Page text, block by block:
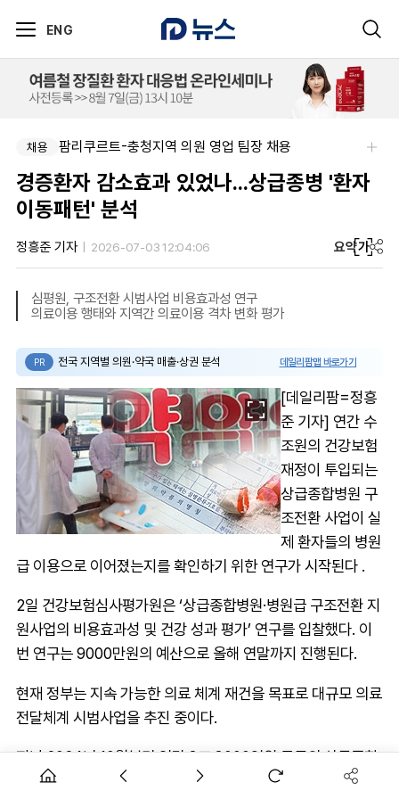
ENG
채용 팜리쿠르트-충청지역 의원 영업 팀장 채용
경증환자 감소효과 있었나...상급종병 '환자
이동패턴' 분석
정흥준 기자 2026-07-03 12:04:06 요약가
심평원, 구조전환 시범사업 비용효과성 연구
의료이용 행태와 지역간 의료이용 격차 변화 평가
PR 전국 지역별 의원·약국 매출·상권 분석 데일리팜맵 바로가기
[데일리팜=정흥
준 기자] 연간 수
조원의 건강보험
재정이 투입되는
상급종합병원 구
조전환 사업이 실
제 환자들의 병원
급 이용으로 이어졌는지를 확인하기 위한 연구가 시작된다 .
2일 건강보험심사평가원은 ‘상급종합병원·병원급 구조전환 지
원사업의 비용효과성 및 건강 성과 평가’ 연구를 입찰했다. 이
번 연구는 9000만원의 예산으로 올해 연말까지 진행된다.
현재 정부는 지속 가능한 의료 체계 재건을 목표로 대규모 의료
전달체계 시범사업을 추진 중이다.
지난 2024년 10월부터 연간 3조 3000억원 규모의 상급종합
병원 구조전환 사업이 시작됐고, 작년 7월부터는 포괄2차 종